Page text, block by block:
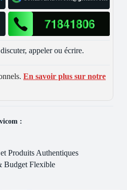
appeler ou écrire.
En savoir plus sur notre
:
Produits Authentiques
Budget Flexible